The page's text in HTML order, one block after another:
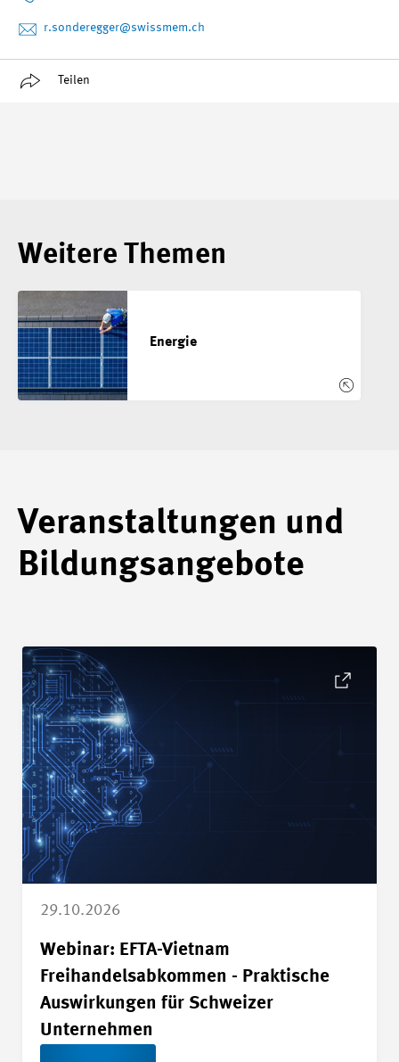
r.sonderegger@swissmem.ch
Teilen
Weitere Themen
Energie
Veranstaltungen und
Bildungsangebote
29.10.2026
Webinar: EFTA-Vietnam
Freihandelsabkommen - Praktische
Auswirkungen für Schweizer
Unternehmen
Details Webinar: EFTA-Vietnam Freihandelsabkommen -